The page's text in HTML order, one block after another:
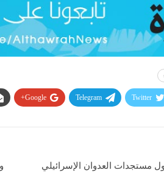
Twitter
Telegram
Google+
مستجدات العدوان الإسرائيلي